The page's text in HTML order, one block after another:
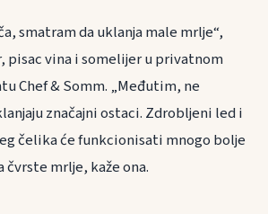
smatram da uklanja male mrlje“,
pisac vina i somelijer u privatnom
Chef & Somm. „Međutim, ne
značajni ostaci. Zdrobljeni led i
čelika će funkcionisati mnogo bolje
čvrste mrlje, kaže ona.